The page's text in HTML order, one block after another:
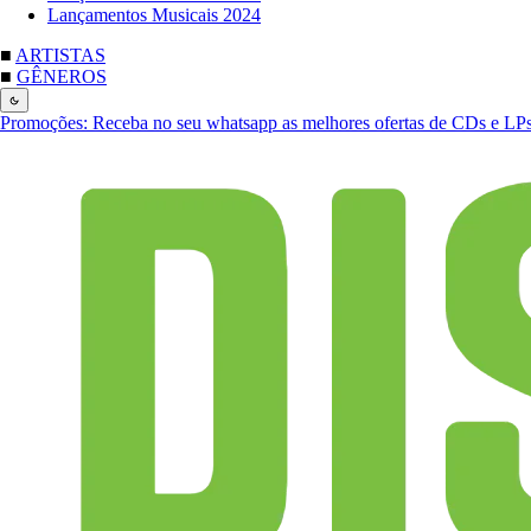
Lançamentos Musicais 2024
■ ARTISTAS
■ GÊNEROS
Promoções: Receba no seu whatsapp as melhores ofertas de CDs e